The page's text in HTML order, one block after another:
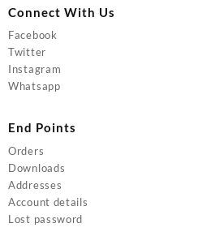
Connect With Us
Facebook
Twitter
Instagram
Whatsapp
End Points
Orders
Downloads
Addresses
Account details
Lost password